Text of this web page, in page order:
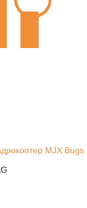
MJX Bugs